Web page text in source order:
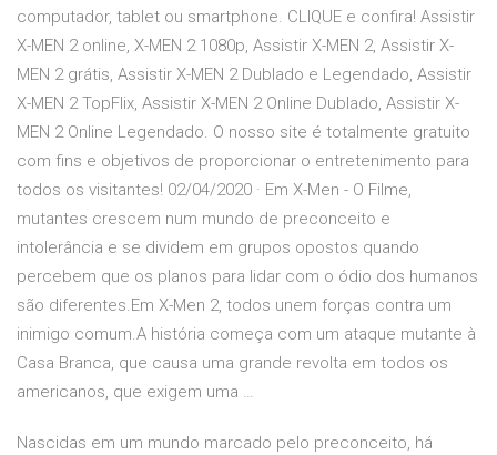
computador, tablet ou smartphone. CLIQUE e confira! Assistir
X-MEN 2 online, X-MEN 2 1080p, Assistir X-MEN 2, Assistir X-
MEN 2 grátis, Assistir X-MEN 2 Dublado e Legendado, Assistir
X-MEN 2 TopFlix, Assistir X-MEN 2 Online Dublado, Assistir X-
MEN 2 Online Legendado. O nosso site é totalmente gratuito
com fins e objetivos de proporcionar o entretenimento para
todos os visitantes! 02/04/2020 · Em X-Men - O Filme,
mutantes crescem num mundo de preconceito e
intolerância e se dividem em grupos opostos quando
percebem que os planos para lidar com o ódio dos humanos
são diferentes.Em X-Men 2, todos unem forças contra um
inimigo comum.A história começa com um ataque mutante à
Casa Branca, que causa uma grande revolta em todos os
americanos, que exigem uma …
Nascidas em um mundo marcado pelo preconceito, há